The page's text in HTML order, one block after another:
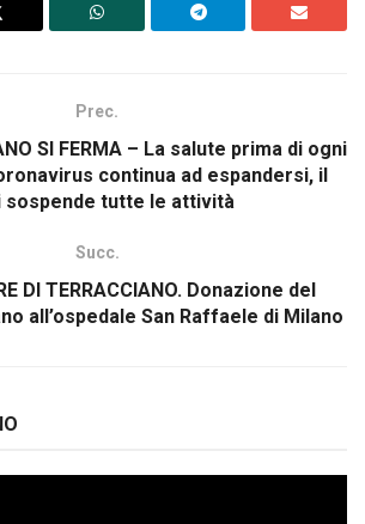
Prec.
SI FERMA – La salute prima di ogni
continua ad espandersi, il
sospende tutte le attività
Succ.
DI TERRACCIANO. Donazione del
all’ospedale San Raffaele di Milano